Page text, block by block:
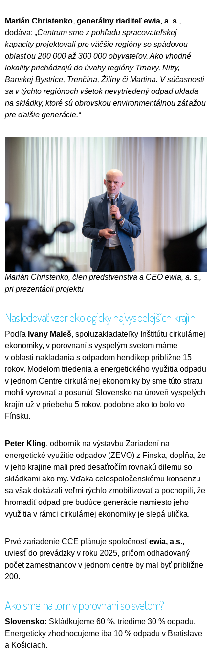
Marián Christenko, generálny riaditeľ ewia, a. s.,
dodáva: „Centrum sme z pohľadu spracovateľskej
kapacity projektovali pre väčšie regióny so spádovou
oblasťou 200 000 až 300 000 obyvateľov. Ako vhodné
lokality prichádzajú do úvahy regióny Trnavy, Nitry,
Banskej Bystrice, Trenčína, Žiliny či Martina. V súčasnosti
sa v týchto regiónoch všetok nevytriedený odpad ukladá
na skládky, ktoré sú obrovskou environmentálnou záťažou
pre ďalšie generácie.“
Marián Christenko, člen predstvenstva a CEO ewia, a. s.,
pri prezentácii projektu
Nasledovať vzor ekologicky najvyspelejších krajín
Podľa Ivany Maleš, spoluzakladateľky Inštitútu cirkulárnej
ekonomiky, v porovnaní s vyspelým svetom máme
v oblasti nakladania s odpadom hendikep približne 15
rokov. Modelom triedenia a energetického využitia odpadu
v jednom Centre cirkulárnej ekonomiky by sme túto stratu
mohli vyrovnať a posunúť Slovensko na úroveň vyspelých
krajín už v priebehu 5 rokov, podobne ako to bolo vo
Fínsku.
Peter Kling, odborník na výstavbu Zariadení na
energetické využitie odpadov (ZEVO) z Fínska, dopĺňa, že
v jeho krajine mali pred desaťročím rovnakú dilemu so
skládkami ako my. Vďaka celospoločenskému konsenzu
sa však dokázali veľmi rýchlo zmobilizovať a pochopili, že
hromadiť odpad pre budúce generácie namiesto jeho
využitia v rámci cirkulárnej ekonomiky je slepá ulička.
Prvé zariadenie CCE plánuje spoločnosť ewia, a.s.,
uviesť do prevádzky v roku 2025, pričom odhadovaný
počet zamestnancov v jednom centre by mal byť približne
200.
Ako sme na tom v porovnaní so svetom?
Slovensko: Skládkujeme 60 %, triedime 30 % odpadu.
Energeticky zhodnocujeme iba 10 % odpadu v Bratislave
a Košiciach.